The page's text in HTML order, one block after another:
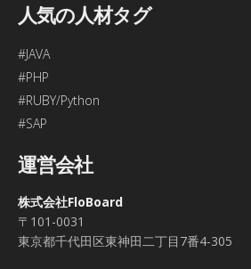
人気の人材タグ
#JAVA
#PHP
#RUBY/Python
#SAP
運営会社
株式会社FloBoard
〒101-0031
東京都千代田区東神田二丁目7番4-305